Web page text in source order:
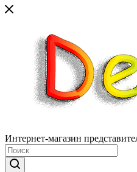
Интернет-магазин